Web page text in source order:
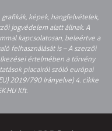
képek, hangfelvételek,
jogvédelem alatt állnak. A
kapcsolatosan, beleértve a
felhasználását is – A szerzői
értelmében a törvény
piacairól szóló európai
2019/790 Irányelve) 4. cikke
Kft.